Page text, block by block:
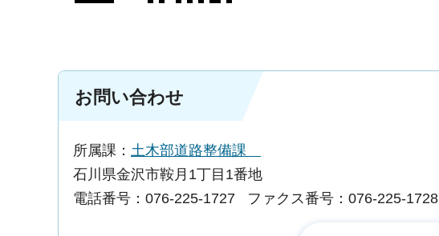
お問い合わせ
所属課： 土木部道路整備課
石川県金沢市鞍月1丁目1番地
電話番号：076-225-1727
ファクス番号：076-225-1728